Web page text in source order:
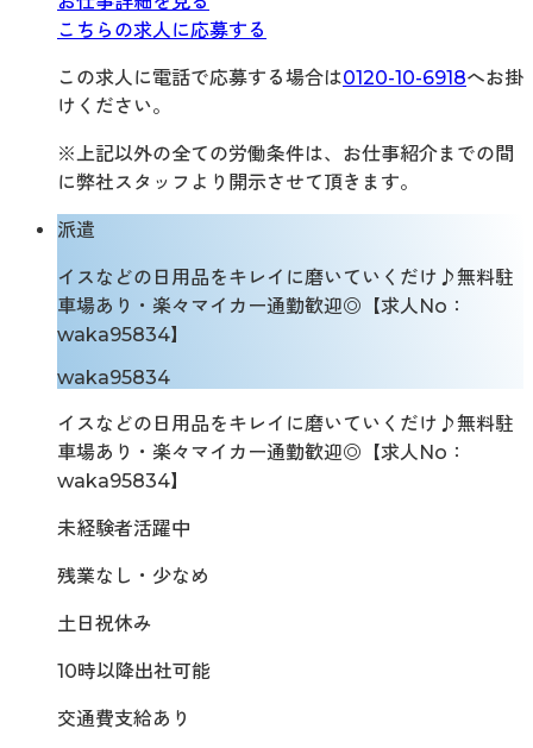
こちらの求人に応募する
この求人に電話で応募する場合は0120-10-6918へお掛
けください。
※上記以外の全ての労働条件は、お仕事紹介までの間
に弊社スタッフより開示させて頂きます。
派遣
イスなどの日用品をキレイに磨いていくだけ♪無料駐
車場あり・楽々マイカー通勤歓迎◎【求人No：
waka95834】
waka95834
イスなどの日用品をキレイに磨いていくだけ♪無料駐
車場あり・楽々マイカー通勤歓迎◎【求人No：
waka95834】
未経験者活躍中
残業なし・少なめ
土日祝休み
10時以降出社可能
交通費支給あり